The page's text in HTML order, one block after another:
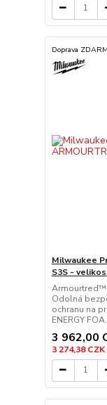
Doprava
Milwaukee
S3S -
Armourtred™
Odolná
ochranu na
ENERGY
3 962,00
3 274,38 CZK